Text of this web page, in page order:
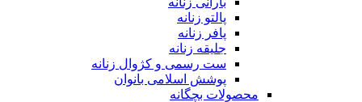
پالتو زنانه
پافر زنانه
جلیقه زنانه
ست رسمی و کژوال زنانه
پوشش اسلامی بانوان
محصولات بچگانه